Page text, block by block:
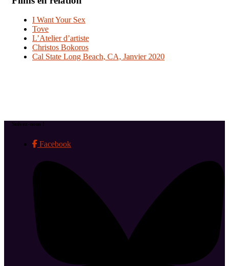
I Want Your Sex
Tove
L’Atelier d’artiste
Christos Bokoros
Cal State Long Beach, CA, Janvier 2020
Suivez-nous !
Facebook